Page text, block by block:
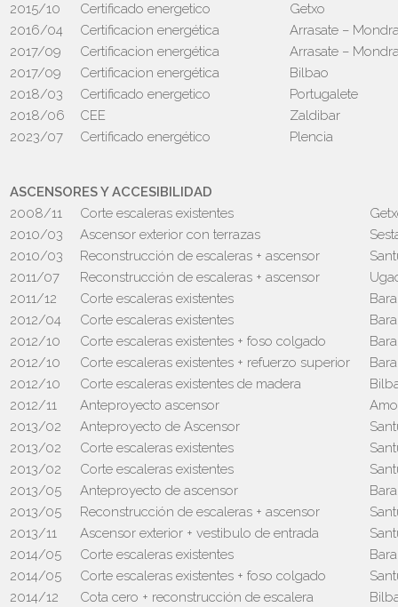
2015/10
Certificado energetico
Getxo
2016/04
Certificacion energética
Arrasate –
2017/09
Certificacion energética
Arrasate –
2017/09
Certificacion energética
Bilbao
2018/03
Certificado energetico
Portugalete
2018/06
CEE
Zaldibar
2023/07
Certificado energético Plencia
ASCENSORES Y ACCESIBILIDAD
2008/11
Corte escaleras existentes
2010/03
Ascensor exterior con terrazas
2010/03
Reconstrucción de escaleras + ascensor
2011/07
Reconstrucción de escaleras + ascensor
2011/12
Corte escaleras existentes
2012/04
Corte escaleras existentes
2012/10
Corte escaleras existentes + foso colgado
2012/10
Corte escaleras existentes + refuerzo superior
2012/10
Corte escaleras existentes de madera
2012/11
Anteproyecto ascensor
2013/02
Anteproyecto de Ascensor
2013/02
Corte escaleras existentes
2013/02
Corte escaleras existentes
2013/05
Anteproyecto de ascensor
2013/05
Reconstrucción de escaleras + ascensor
2013/11
Ascensor exterior + vestibulo de entrada
2014/05
Corte escaleras existentes
2014/05
Corte escaleras existentes + foso colgado
2014/12
Cota cero + reconstrucción de escalera